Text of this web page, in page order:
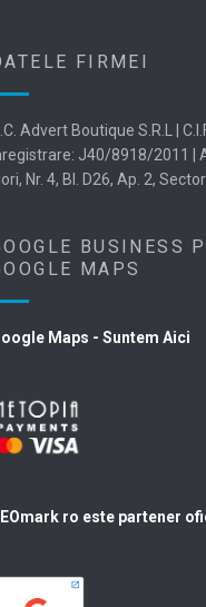
FIRMEI
Advert Boutique S.R.L |
J40/8918/2011 |
Nr. 4, Bl. D26, Ap. 2,
BUSINESS
MAPS
Maps - Suntem Aici
ro este partener